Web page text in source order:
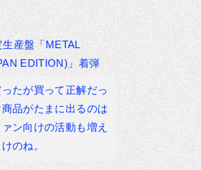
産盤「METAL
EDITION)」着弾
たが買って正解だっ
品がたまに出るのは
ン向けの活動も増え
のね。